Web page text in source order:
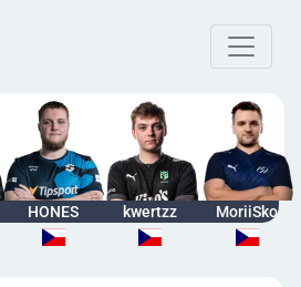
HONES kwertzz MoriiSko